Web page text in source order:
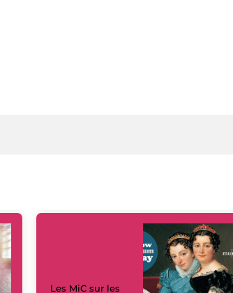
Les MiC sur les